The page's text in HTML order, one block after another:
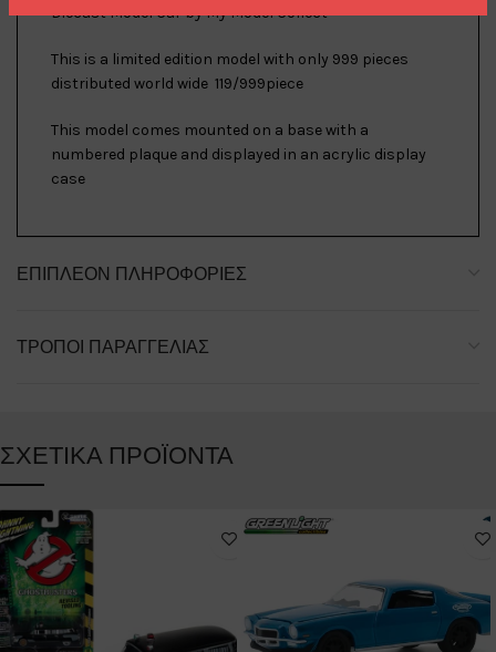
Diecast Model Car by My Model Collect
This is a limited edition model with only 999 pieces
distributed world wide 119/999piece
This model comes mounted on a base with a
numbered plaque and displayed in an acrylic display
case
ΕΠΙΠΛΈΟΝ ΠΛΗΡΟΦΟΡΊΕΣ
ΤΡΌΠΟΙ ΠΑΡΑΓΓΕΛΊΑΣ
ΣΧΕΤΙΚΆ ΠΡΟΪΌΝΤΑ